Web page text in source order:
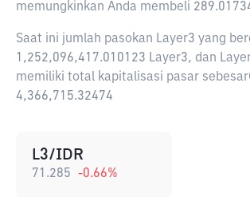
memungkinkan Anda membeli
Saat ini jumlah pasokan Layer3 yang
1,252,096,417.010123 Layer3, dan
memiliki total kapitalisasi pasar
4,366,715.32474
L3/IDR
71.285 -0.66%